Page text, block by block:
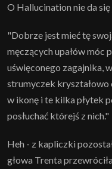
O Hallucination nie da
"Dobrze jest mieć tę
męczących upałów móc
uświęconego zagajnika,
strumyczek kryształowo
w ikonę i te kilka płytek
posłuchać którejś z nich."
Heh - z kapliczki
głowa Trenta